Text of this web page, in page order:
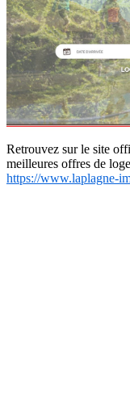
Retrouvez sur le site
meilleures offres de
https://www.laplagne-